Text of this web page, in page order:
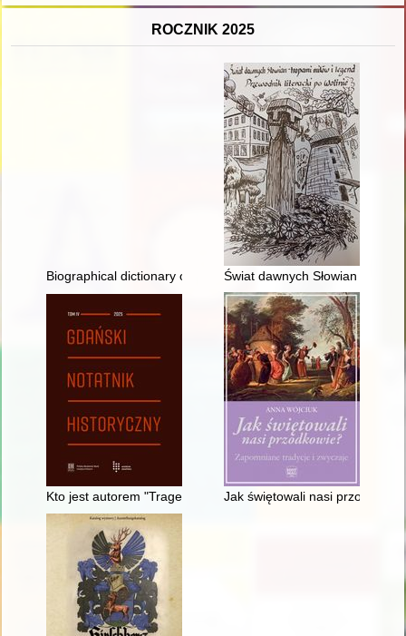
ROCZNIK 2025
Biographical dictionary of graduates of the Polish Maritime
Świat dawnych Słowian -
Kto jest autorem "Tragedii o bogaczu i Łazarzu" z 1643 r.?
Jak świętowali nasi